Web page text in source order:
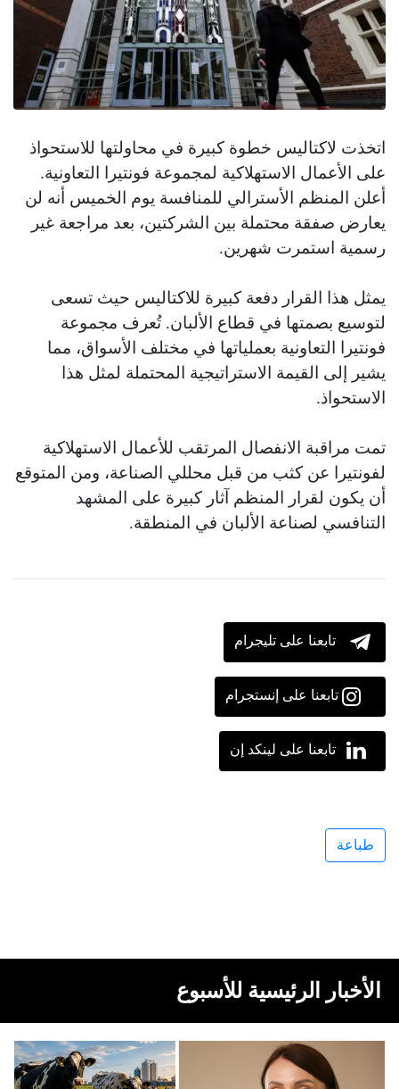
اتخذت لاكتاليس خطوة كبيرة في محاولتها للاستحواذ
على الأعمال الاستهلاكية لمجموعة فونتيرا التعاونية.
أعلن المنظم الأسترالي للمنافسة يوم الخميس أنه لن
يعارض صفقة محتملة بين الشركتين، بعد مراجعة غير
رسمية استمرت شهرين.
يمثل هذا القرار دفعة كبيرة للاكتاليس حيث تسعى
لتوسيع بصمتها في قطاع الألبان. تُعرف مجموعة
فونتيرا التعاونية بعملياتها في مختلف الأسواق، مما
يشير إلى القيمة الاستراتيجية المحتملة لمثل هذا
الاستحواذ.
تمت مراقبة الانفصال المرتقب للأعمال الاستهلاكية
لفونتيرا عن كثب من قبل محللي الصناعة، ومن المتوقع
أن يكون لقرار المنظم آثار كبيرة على المشهد
التنافسي لصناعة الألبان في المنطقة.
تابعنا على تليجرام
تابعنا على إنستجرام
تابعنا على لينكد إن
طباعة
الأخبار الرئيسية للأسبوع